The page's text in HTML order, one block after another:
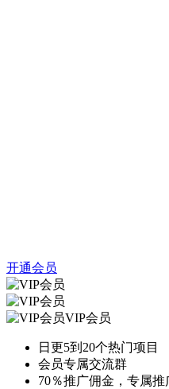
开通会员
VIP会员
日更5到20个热门项目
会员专属交流群
70％推广佣金，专属推